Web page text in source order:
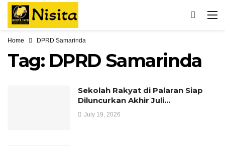
Home DPRD Samarinda
Tag: DPRD Samarinda
Sekolah Rakyat di Palaran Siap
Diluncurkan Akhir Juli…
July 19, 2026